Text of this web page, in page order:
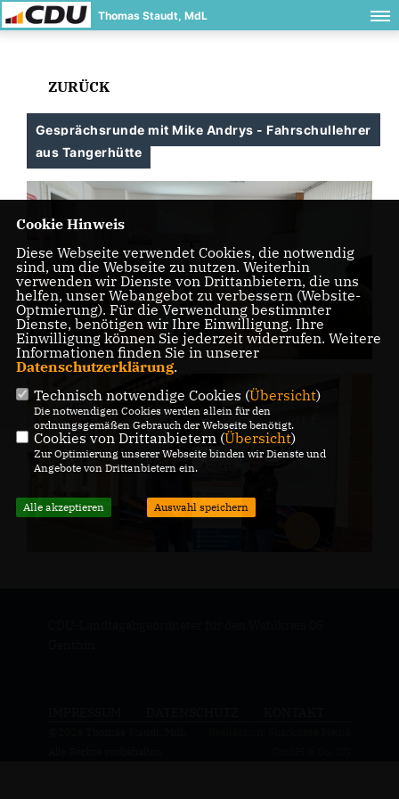
Thomas Staudt, MdL
ZURÜCK
Gesprächsrunde mit Mike Andrys - Fahrschullehrer
aus Tangerhütte
Cookie Hinweis
Diese Webseite verwendet Cookies, die notwendig
sind, um die Webseite zu nutzen. Weiterhin
verwenden wir Dienste von Drittanbietern, die uns
helfen, unser Webangebot zu verbessern (Website-
Optmierung). Für die Verwendung bestimmter
Dienste, benötigen wir Ihre Einwilligung. Ihre
Einwilligung können Sie jederzeit widerrufen. Weitere
Informationen finden Sie in unserer
Datenschutzerklärung.
Technisch notwendige Cookies (Übersicht)
Die notwendigen Cookies werden allein für den
ordnungsgemäßen Gebrauch der Webseite benötigt.
Cookies von Drittanbietern (Übersicht)
Zur Optimierung unserer Webseite binden wir Dienste und
Angebote von Drittanbietern ein.
Alle akzeptieren Auswahl speichern